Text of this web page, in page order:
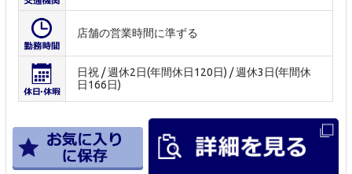
店舗の営業時間に準ずる
日祝 / 週休2日(年間休日120日) / 週休3日(年間休
日166日)